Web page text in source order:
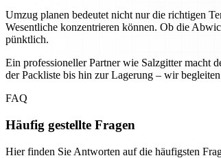
Umzug planen bedeutet nicht nur die richtigen
Wesentliche konzentrieren können. Ob die
pünktlich.
Ein professioneller Partner wie Salzgitter macht
der Packliste bis hin zur Lagerung – wir
FAQ
Häufig gestellte Fragen
Hier finden Sie Antworten auf die häufigsten